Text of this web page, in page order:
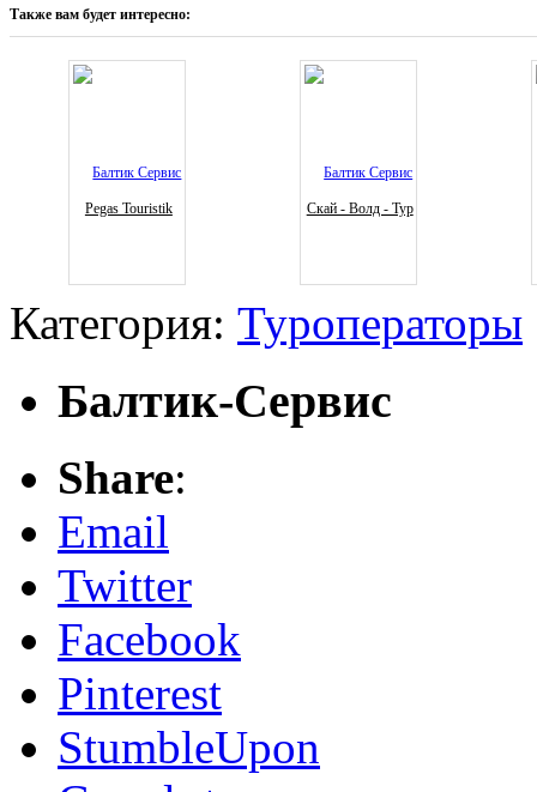
Также вам будет интересно:
Pegas Touristik Скай - Волд - Тур
Категория: Туроператоры
Балтик-Сервис
Share:
Email
Twitter
Facebook
Pinterest
StumbleUpon